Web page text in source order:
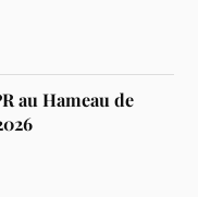
au Hameau de